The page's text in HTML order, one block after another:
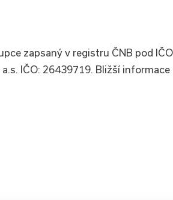
zapsaný v registru ČNB pod
IČO: 26439719. Bližší